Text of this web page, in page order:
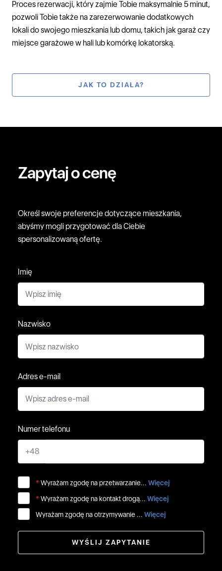
Proces rezerwacji, który zajmie Tobie maksymalnie 5 minut,
pozwoli Tobie także na zarezerwowanie dodatkowych
lokali do swojego mieszkania lub domu, takich jak garaż czy
miejsce garażowe w hali lub komórkę lokatorską.
JAK TO DZIAŁA?
Zapytaj o cenę
Określ swoje preferencje dotyczące mieszkania,
abyśmy mogli przygotować dla Ciebie
spersonalizowaną ofertę.
Imię
Nazwisko
Adres e-mail
Numer telefonu
+48
* Wyrażam zgodę na przetwarzanie... Więcej
* Wyrażam zgodę na kontakt drogą... Więcej
Wyrażam zgodę na otrzymywanie ... Więcej
WYŚLIJ ZAPYTANIE